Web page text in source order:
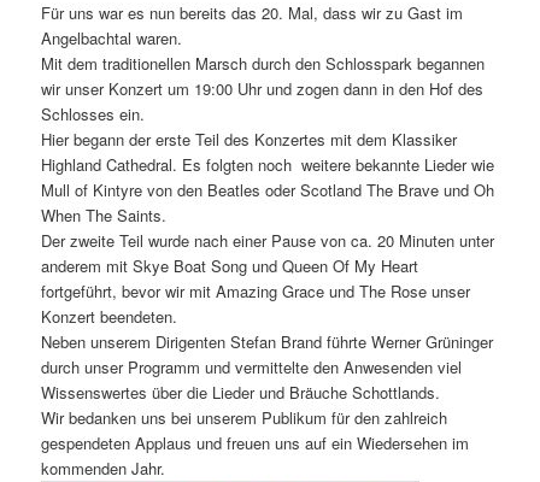
Für uns war es nun bereits das 20. Mal, dass wir zu Gast im
Angelbachtal waren.
Mit dem traditionellen Marsch durch den Schlosspark begannen
wir unser Konzert um 19:00 Uhr und zogen dann in den Hof des
Schlosses ein.
Hier begann der erste Teil des Konzertes mit dem Klassiker
Highland Cathedral. Es folgten noch weitere bekannte Lieder wie
Mull of Kintyre von den Beatles oder Scotland The Brave und Oh
When The Saints.
Der zweite Teil wurde nach einer Pause von ca. 20 Minuten unter
anderem mit Skye Boat Song und Queen Of My Heart
fortgeführt, bevor wir mit Amazing Grace und The Rose unser
Konzert beendeten.
Neben unserem Dirigenten Stefan Brand führte Werner Grüninger
durch unser Programm und vermittelte den Anwesenden viel
Wissenswertes über die Lieder und Bräuche Schottlands.
Wir bedanken uns bei unserem Publikum für den zahlreich
gespendeten Applaus und freuen uns auf ein Wiedersehen im
kommenden Jahr.